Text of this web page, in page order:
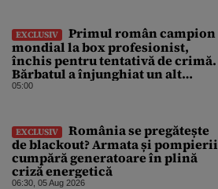
EXCLUSIV
Primul român campion
mondial la box profesionist,
închis pentru tentativă de crimă.
Bărbatul a înjunghiat un alt
interlop periculos
05:00
EXCLUSIV
România se pregătește
de blackout? Armata și pompierii
cumpără generatoare în plină
criză energetică
06:30, 05 Aug 2026